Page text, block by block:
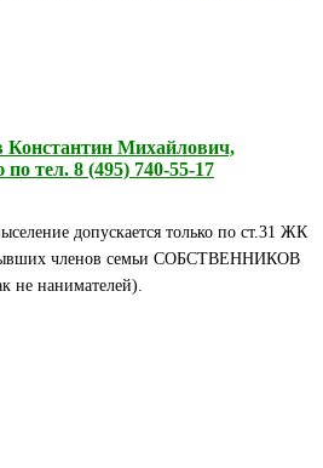
Константин Михайлович,
тел. 8 (495) 740-55-17
допускается только по ст.31 ЖК
членов семьи СОБСТВЕННИКОВ
не нанимателей).